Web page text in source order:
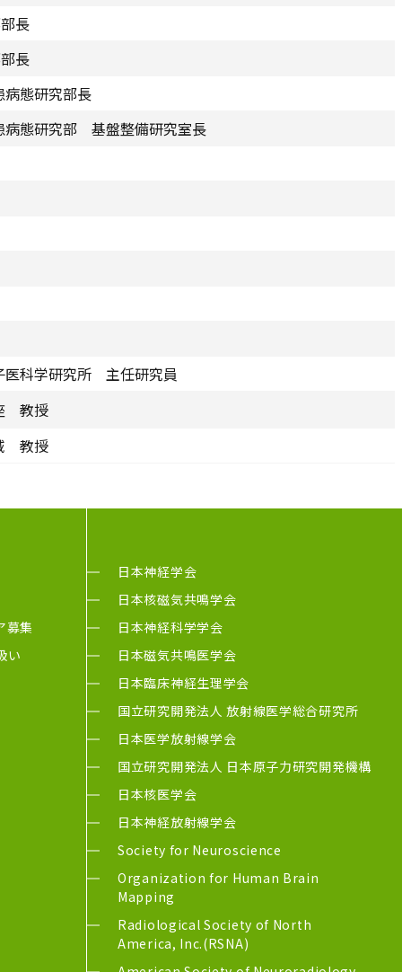
長
長
態研究部長
病態研究部 基盤整備研究室長
科学研究所 主任研究員
教授
教授
募集
い
日本神経学会
日本核磁気共鳴学会
日本神経科学学会
日本磁気共鳴医学会
日本臨床神経生理学会
国立研究開発法人 放射線医学総合研究所
日本医学放射線学会
国立研究開発法人 日本原子力研究開発機構
日本核医学会
日本神経放射線学会
Society for Neuroscience
Organization for Human Brain
Mapping
Radiological Society of North
America, Inc.(RSNA)